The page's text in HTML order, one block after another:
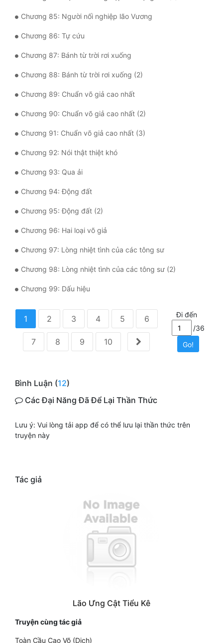
Chương 85: Người nối nghiệp lão Vương
Chương 86: Tự cứu
Chương 87: Bánh từ trời rơi xuống
Chương 88: Bánh từ trời rơi xuống (2)
Chương 89: Chuẩn võ giả cao nhất
Chương 90: Chuẩn võ giả cao nhất (2)
Chương 91: Chuẩn võ giả cao nhất (3)
Chương 92: Nói thật thiệt khó
Chương 93: Qua ải
Chương 94: Động đất
Chương 95: Động đất (2)
Chương 96: Hai loại võ giả
Chương 97: Lòng nhiệt tình của các tông sư
Chương 98: Lòng nhiệt tình của các tông sư (2)
Chương 99: Dấu hiệu
1 2 3 4 5 6
7 8 9 10
Đi đến
/36
Go!
Bình Luận (12)
Các Đại Năng Đã Để Lại Thần Thức
Lưu ý: Vui lòng tải app để có thể lưu lại thần thức trên
truyện này
Tác giả
Lão Ưng Cật Tiểu Kê
Truyện cùng tác giả
Toàn Cầu Cao Võ (Dịch)